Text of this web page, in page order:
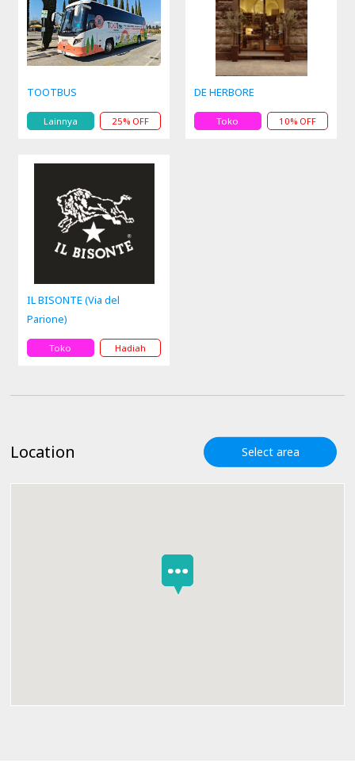
TOOTBUS
Lainnya 25% OFF
DE HERBORE
Toko 10% OFF
IL BISONTE (Via del
Parione)
Toko Hadiah
Location Select area